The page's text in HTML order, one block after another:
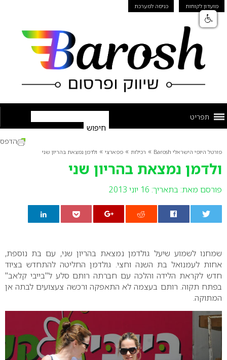
מועדון לקוחות כניסה למערכת
תפריט
פורטל היופי הישראלי Barosh » רכילות » פפארצי » ולדמן נמצאת בהריון שני
ולדמן נמצאת בהריון שני
פורסם מאת: בתאריך: 16 יוני 2013
הדפס
שמחנו לשמוע שיעל גולדמן נמצאת בהריון שני, עם בת נוספת,
אחות לעמנואל בת השנה וחצי. גולדמן החליטה להתחדש בציוד
חדש לקראת הלידה והלכה עם חברתה רותם סלע ל"בייבי קלאב"
בפתח תקוה. רותם בעצמה לא התאפקה ורכשה צעצועים לבתה אן
המתוקה.